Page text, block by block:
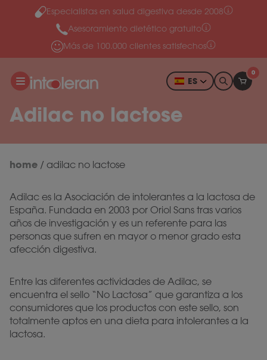
Ir al contenido
Especialistas en salud digestiva desde 2008
Asesoramiento dietético gratuito
Más de 100.000 clientes satisfechos
ES
0
Adilac no lactose
home / adilac no lactose
Adilac es la Asociación de intolerantes a la lactosa de
España. Fundada en 2003 por Oriol Sans tras varios
años de investigación y es un referente para las
personas que sufren en mayor o menor grado esta
afección digestiva.
Entre las diferentes actividades de Adilac, se
encuentra el sello “No Lactosa” que garantiza a los
consumidores que los productos con este sello, son
totalmente aptos en una dieta para intolerantes a la
lactosa.